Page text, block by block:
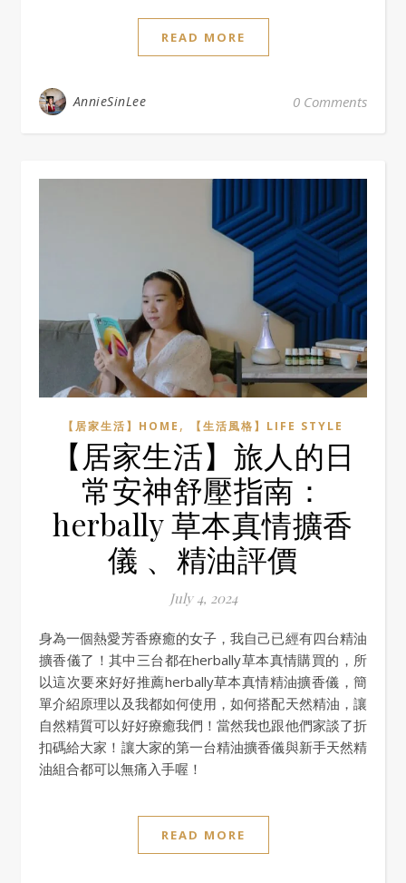
READ MORE
AnnieSinLee 0 Comments
【居家生活】HOME , 【生活風格】LIFE STYLE
【居家生活】旅人的日
常安神舒壓指南：
herbally 草本真情擴香
儀 、精油評價
July 4, 2024
身為一個熱愛芳香療癒的女子，我自己已經有四台精油
擴香儀了！其中三台都在herbally草本真情購買的，所
以這次要來好好推薦herbally草本真情精油擴香儀，簡
單介紹原理以及我都如何使用，如何搭配天然精油，讓
自然精質可以好好療癒我們！當然我也跟他們家談了折
扣碼給大家！讓大家的第一台精油擴香儀與新手天然精
油組合都可以無痛入手喔！
READ MORE